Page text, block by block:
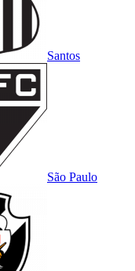
Santos
São Paulo